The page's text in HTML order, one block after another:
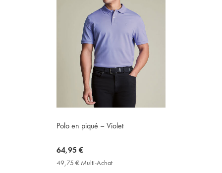
Polo en piqué – Violet
now
64,95
64,95 €
49,75 € Multi-Achat